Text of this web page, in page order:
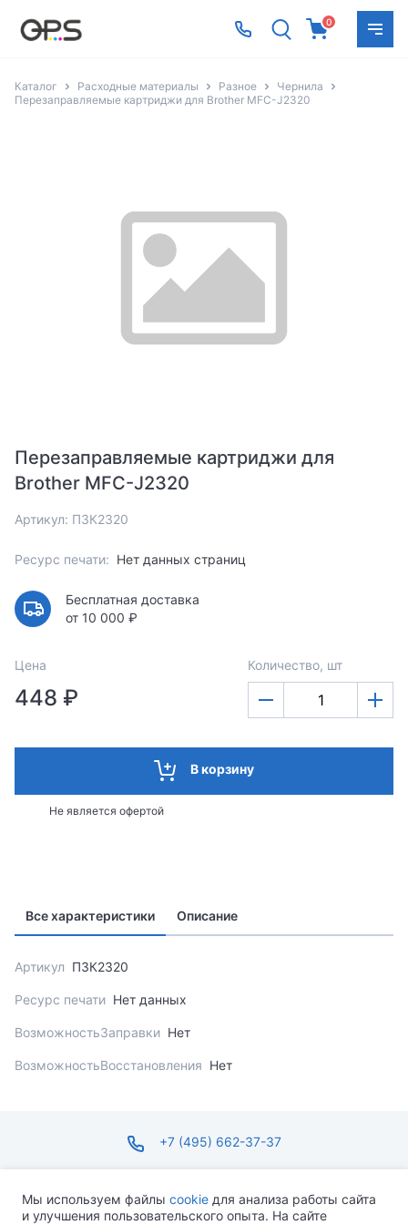
0
Каталог Расходные материалы Разное
Чернила
Перезаправляемые картриджи для Brother MFC-J2320
Перезаправляемые картриджи для
Brother MFC-J2320
Артикул: ПЗК2320
Ресурс печати: Нет данных страниц
Бесплатная доставка
от 10 000 ₽
Цена
448 ₽
Количество, шт
В корзину
Не является офертой
Все характеристики Описание
Артикул ПЗК2320
Ресурс печати Нет данных
ВозможностьЗаправки Нет
ВозможностьВосстановления Нет
+7 (495) 662-37-37
ПН-ПТ С 09:00 ДО 18:00 СБ-ВС ВЫХОДНОЙ
Мы используем файлы cookie для анализа работы сайта
и улучшения пользовательского опыта. На сайте